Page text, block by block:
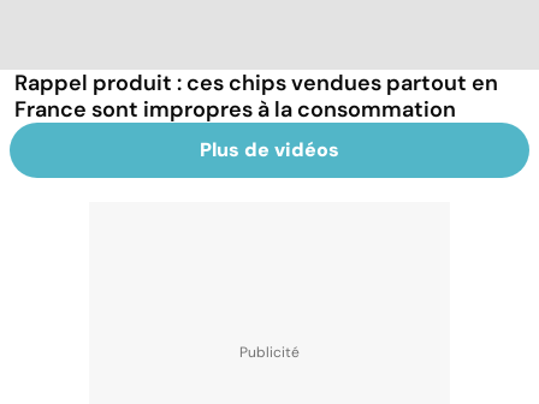
Rappel produit : ces chips vendues partout en
France sont impropres à la consommation
Plus de vidéos